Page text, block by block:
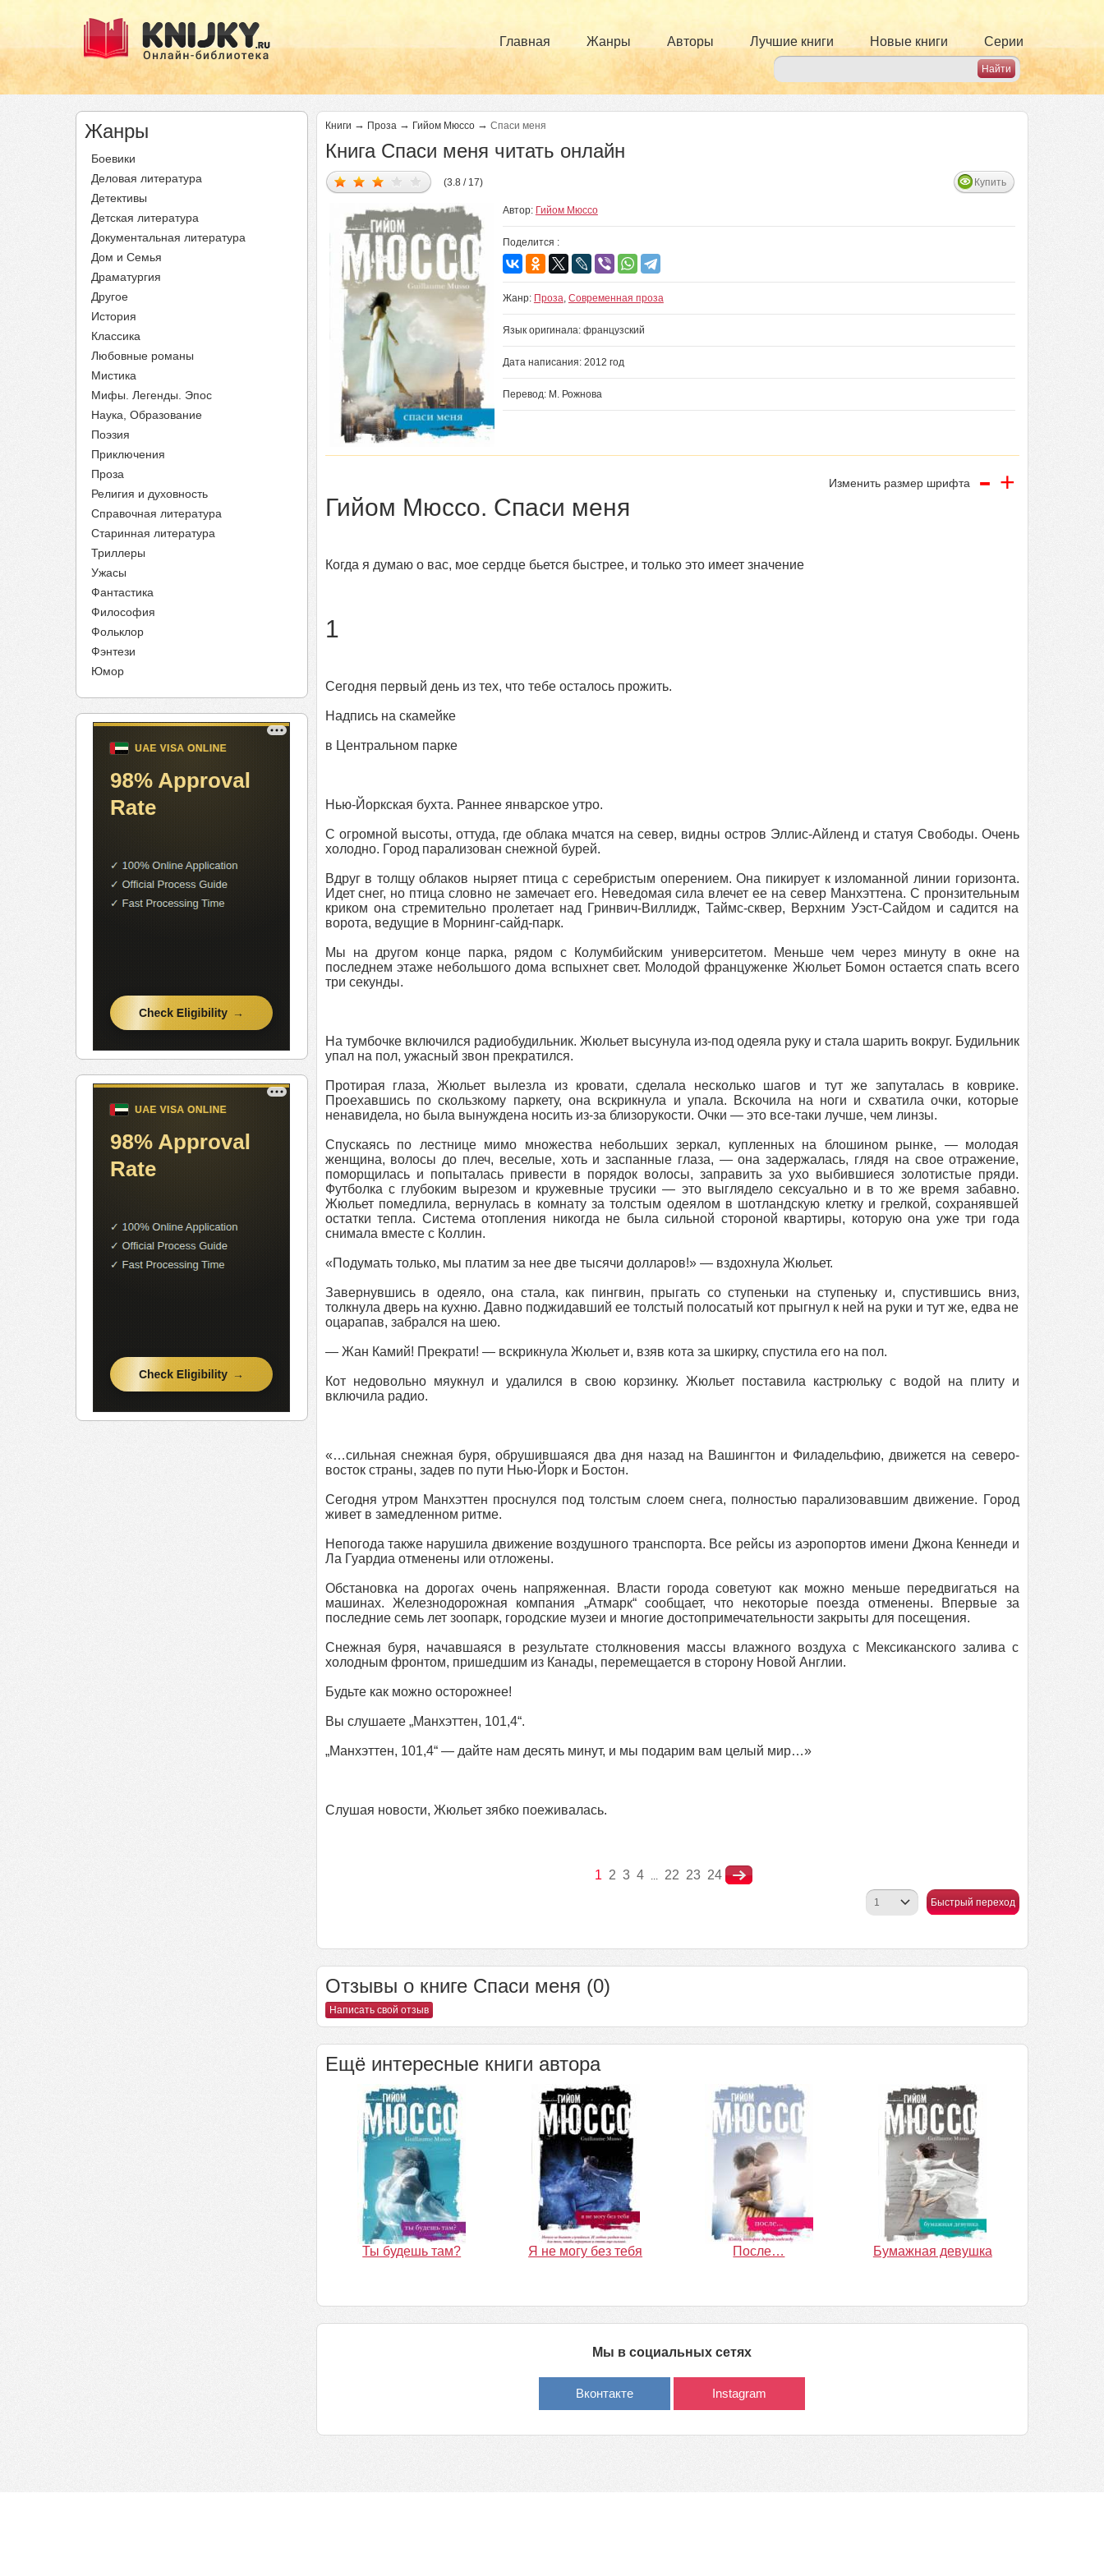
Главная Жанры Авторы Лучшие книги Новые книги Серии
Жанры
Боевики
Деловая литература
Детективы
Детская литература
Документальная литература
Дом и Семья
Драматургия
Другое
История
Классика
Любовные романы
Мистика
Мифы. Легенды. Эпос
Наука, Образование
Поэзия
Приключения
Проза
Религия и духовность
Справочная литература
Старинная литература
Триллеры
Ужасы
Фантастика
Философия
Фольклор
Фэнтези
Юмор
Книги → Проза → Гийом Мюссо → Спаси меня
Книга Спаси меня читать онлайн
(3.8 / 17) Купить
Автор: Гийом Мюссо
Поделится :
Жанр: Проза, Современная проза
Язык оригинала: французский
Дата написания: 2012 год
Перевод: М. Рожнова
Изменить размер шрифта - +
Гийом Мюссо. Спаси меня
Когда я думаю о вас, мое сердце бьется быстрее, и только это имеет значение
1
Сегодня первый день из тех, что тебе осталось прожить.
Надпись на скамейке
в Центральном парке
Нью-Йоркская бухта. Раннее январское утро.
С огромной высоты, оттуда, где облака мчатся на север, видны остров Эллис-Айленд и статуя Свободы. Очень
холодно. Город парализован снежной бурей.
Вдруг в толщу облаков ныряет птица с серебристым оперением. Она пикирует к изломанной линии горизонта.
Идет снег, но птица словно не замечает его. Неведомая сила влечет ее на север Манхэттена. С пронзительным
криком она стремительно пролетает над Гринвич-Виллидж, Таймс-сквер, Верхним Уэст-Сайдом и садится на
ворота, ведущие в Морнинг-сайд-парк.
Мы на другом конце парка, рядом с Колумбийским университетом. Меньше чем через минуту в окне на
последнем этаже небольшого дома вспыхнет свет. Молодой француженке Жюльет Бомон остается спать всего
три секунды.
На тумбочке включился радиобудильник. Жюльет высунула из-под одеяла руку и стала шарить вокруг. Будильник
упал на пол, ужасный звон прекратился.
Протирая глаза, Жюльет вылезла из кровати, сделала несколько шагов и тут же запуталась в коврике.
Проехавшись по скользкому паркету, она вскрикнула и упала. Вскочила на ноги и схватила очки, которые
ненавидела, но была вынуждена носить из-за близорукости. Очки — это все-таки лучше, чем линзы.
Спускаясь по лестнице мимо множества небольших зеркал, купленных на блошином рынке, — молодая
женщина, волосы до плеч, веселые, хоть и заспанные глаза, — она задержалась, глядя на свое отражение,
поморщилась и попыталась привести в порядок волосы, заправить за ухо выбившиеся золотистые пряди.
Футболка с глубоким вырезом и кружевные трусики — это выглядело сексуально и в то же время забавно.
Жюльет помедлила, вернулась в комнату за толстым одеялом в шотландскую клетку и грелкой, сохранявшей
остатки тепла. Система отопления никогда не была сильной стороной квартиры, которую она уже три года
снимала вместе с Коллин.
«Подумать только, мы платим за нее две тысячи долларов!» — вздохнула Жюльет.
Завернувшись в одеяло, она стала, как пингвин, прыгать со ступеньки на ступеньку и, спустившись вниз,
толкнула дверь на кухню. Давно поджидавший ее толстый полосатый кот прыгнул к ней на руки и тут же, едва не
оцарапав, забрался на шею.
— Жан Камий! Прекрати! — вскрикнула Жюльет и, взяв кота за шкирку, спустила его на пол.
Кот недовольно мяукнул и удалился в свою корзинку. Жюльет поставила кастрюльку с водой на плиту и
включила радио.
«…сильная снежная буря, обрушившаяся два дня назад на Вашингтон и Филадельфию, движется на северо-
восток страны, задев по пути Нью-Йорк и Бостон.
Сегодня утром Манхэттен проснулся под толстым слоем снега, полностью парализовавшим движение. Город
живет в замедленном ритме.
Непогода также нарушила движение воздушного транспорта. Все рейсы из аэропортов имени Джона Кеннеди и
Ла Гуардиа отменены или отложены.
Обстановка на дорогах очень напряженная. Власти города советуют как можно меньше передвигаться на
машинах. Железнодорожная компания „Атмарк“ сообщает, что некоторые поезда отменены. Впервые за
последние семь лет зоопарк, городские музеи и многие достопримечательности закрыты для посещения.
Снежная буря, начавшаяся в результате столкновения массы влажного воздуха с Мексиканского залива с
холодным фронтом, пришедшим из Канады, перемещается в сторону Новой Англии.
Будьте как можно осторожнее!
Вы слушаете „Манхэттен, 101,4“.
„Манхэттен, 101,4“ — дайте нам десять минут, и мы подарим вам целый мир…»
Слушая новости, Жюльет зябко поеживалась.
1 2 3 4 ... 22 23 24
Быстрый переход
Отзывы о книге Спаси меня (0)
Написать свой отзыв
Ещё интересные книги автора
Ты будешь там? Я не могу без тебя После… Бумажная девушка
Мы в социальных сетях
Вконтакте Instagram